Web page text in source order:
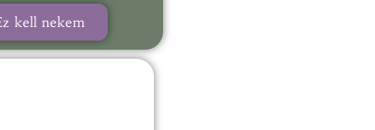
kell nekem